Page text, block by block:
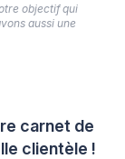
carnet de
clientèle !
objectif qui
aussi une